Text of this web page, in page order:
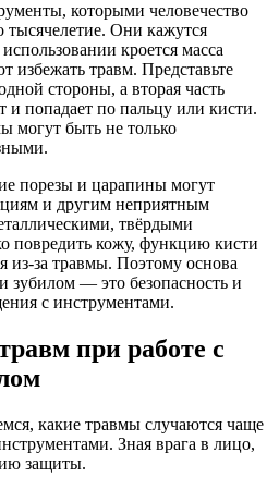
которыми человечество
тысячелетие. Они кажутся
кроется масса
избежать травм. Представьте
стороны, а вторая часть
и попадает по пальцу или кисти.
могут быть не только
порезы и царапины могут
и другим неприятным
твёрдыми
повредить кожу, функцию кисти
из-за травмы. Поэтому основа
зубилом — это безопасность и
с инструментами.
при работе с
какие травмы случаются чаще
Зная врага в лицо,
защиты.